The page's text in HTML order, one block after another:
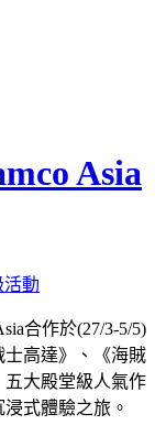
Asia
合作於(27/3-5/5)
士高達》、《海賊
五大殿堂級人氣作
式體驗之旅。